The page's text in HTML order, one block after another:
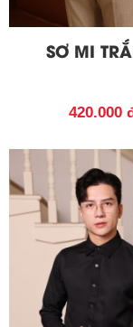
SƠ MI
420.000